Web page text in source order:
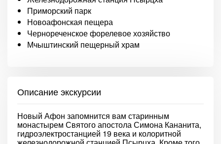
Приморский парк
Новоафонская пещера
Чернореченское форелевое хозяйство
Мчыштинский пещерный храм
Описание экскурсии
Новый Афон запомнится вам старинным
монастырем Святого апостола Симона Кананита,
гидроэлектростанцией 19 века и колоритной